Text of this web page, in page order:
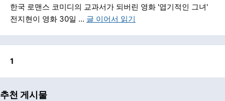
한국 로맨스 코미디의 교과서가 되버린 영화 '엽기적인 그녀'
전지현이 영화 30일 … 글 이어서 읽기
1
추천 게시물